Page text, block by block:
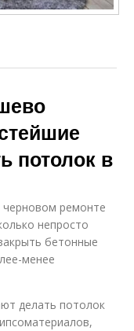
потолок в
черновом ремонте
непросто
бетонные
менее
делать потолок